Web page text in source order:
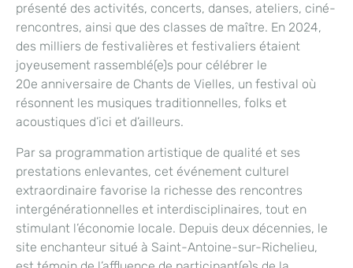
présenté des activités, concerts, danses, ateliers, ciné-
rencontres, ainsi que des classes de maître. En 2024,
des milliers de festivalières et festivaliers étaient
joyeusement rassemblé(e)s pour célébrer le
20e anniversaire de Chants de Vielles, un festival où
résonnent les musiques traditionnelles, folks et
acoustiques d’ici et d’ailleurs.
Par sa programmation artistique de qualité et ses
prestations enlevantes, cet événement culturel
extraordinaire favorise la richesse des rencontres
intergénérationnelles et interdisciplinaires, tout en
stimulant l’économie locale. Depuis deux décennies, le
site enchanteur situé à Saint-Antoine-sur-Richelieu,